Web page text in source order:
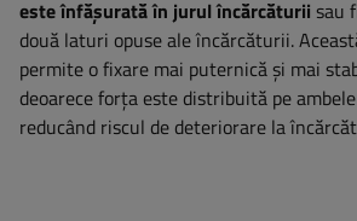
este înfășurată în jurul încărcăturii sau
două laturi opuse ale încărcăturii.
permite o fixare mai puternică și mai
deoarece forța este distribuită pe
reducând riscul de deteriorare la